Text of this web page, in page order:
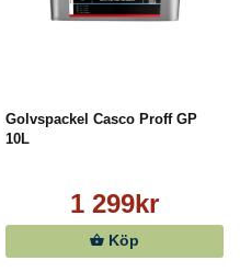
Golvspackel Casco Proff GP
10L
1 299kr
Köp